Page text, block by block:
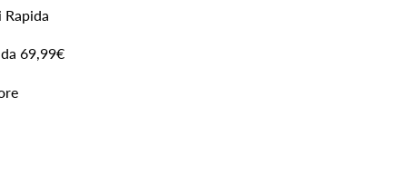
Rapida
69,99€